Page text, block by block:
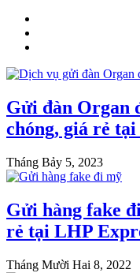
Gửi đàn Organ
chóng, giá rẻ
Tháng Bảy 5, 2023
Gửi hàng fake
rẻ tại LHP
Tháng Mười Hai 8, 2022